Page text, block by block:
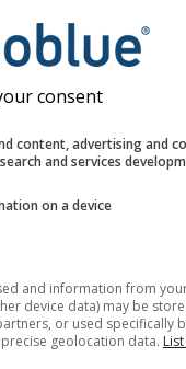
previsione.
previsione è generata
"ensemble".
la prevedibilità
in maniera più
dati meteo
consent
content, advertising and
and services
on a device
and information from
device data) may be
or used specifically
geolocation data.